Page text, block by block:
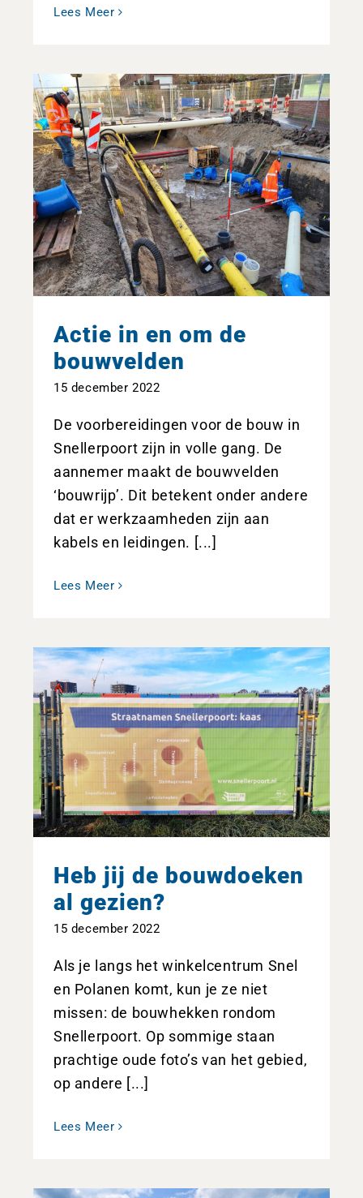
Lees Meer
Actie in en om de
bouwvelden
15 december 2022
De voorbereidingen voor de bouw in
Snellerpoort zijn in volle gang. De
aannemer maakt de bouwvelden
‘bouwrijp’. Dit betekent onder andere
dat er werkzaamheden zijn aan
kabels en leidingen. [...]
Lees Meer
Heb jij de bouwdoeken
al gezien?
15 december 2022
Als je langs het winkelcentrum Snel
en Polanen komt, kun je ze niet
missen: de bouwhekken rondom
Snellerpoort. Op sommige staan
prachtige oude foto’s van het gebied,
op andere [...]
Lees Meer